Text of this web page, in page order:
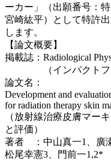
ーカー」（出願番号：特
宮崎紘平）として特許
します。
【論文概要】
掲載誌：Radiological
（インパクトファ
論文名：
Development and
for radiation therapy skin
（放射線治療皮膚マー
と評価）
著者 ：中山真一1、廣
松尾幸憲3、門前一1,2*